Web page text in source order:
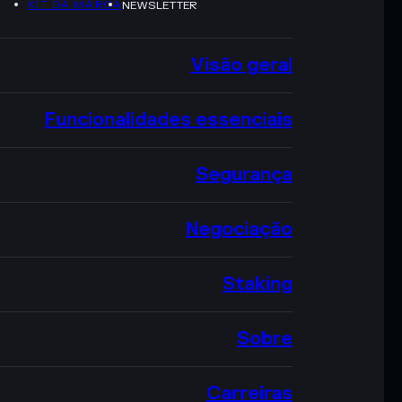
KIT DA MARCANEWSLETTER
Visão geral
Funcionalidades essenciais
Segurança
Negociação
Staking
Sobre
Carreiras